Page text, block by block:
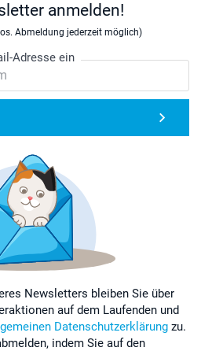
anmelden!
Abmeldung jederzeit möglich)
Adresse ein
Newsletters bleiben Sie über
auf dem Laufenden und
Datenschutzerklärung zu.
indem Sie auf den